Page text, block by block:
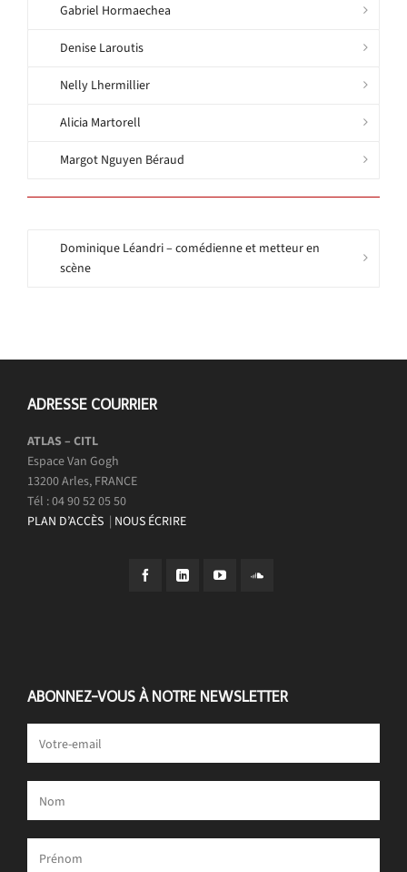
Gabriel Hormaechea
Denise Laroutis
Nelly Lhermillier
Alicia Martorell
Margot Nguyen Béraud
Dominique Léandri – comédienne et metteur en
scène
ADRESSE COURRIER
ATLAS – CITL
Espace Van Gogh
13200 Arles, FRANCE
Tél : 04 90 52 05 50
PLAN D’ACCÈS | NOUS ÉCRIRE
ABONNEZ-VOUS À NOTRE NEWSLETTER